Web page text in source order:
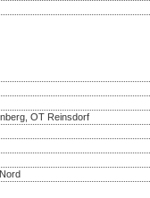
OT Reinsdorf